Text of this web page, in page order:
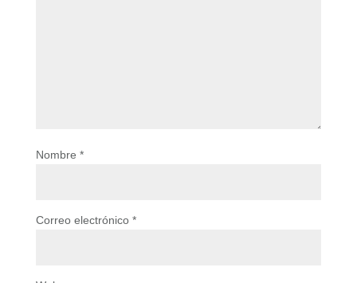
Nombre *
Correo electrónico *